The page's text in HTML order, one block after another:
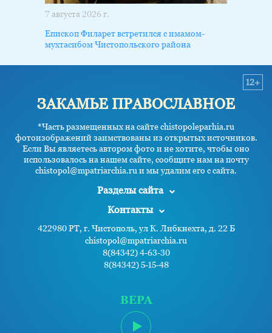
7 августа 2026 г.
Епископ Филарет встретился с имамом-
мухтасибом Чистопольского района
ЗАКАМЬЕ ПРАВОСЛАВНОЕ
*Часть размещенных на сайте chistopoleparhia.ru
фотоизображений заимствованы из открытых источников.
Если Вы являетесь автором фото и не хотите, чтобы оно
использовалось на нашем сайте, сообщите нам на почту
chistopol@mpatriarchia.ru и мы удалим его с сайта.
12+
Разделы сайта
Контакты
422980 РТ, г. Чистополь, ул К. Либкнехта, д. 22 Б
chistopol@mpatriarchia.ru
8(84342) 4-63-30
8(84342) 5-15-48
ВЕРА